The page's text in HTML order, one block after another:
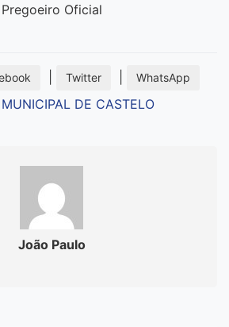
Pregoeiro Oficial
Twitter WhatsApp
MUNICIPAL DE CASTELO
João Paulo